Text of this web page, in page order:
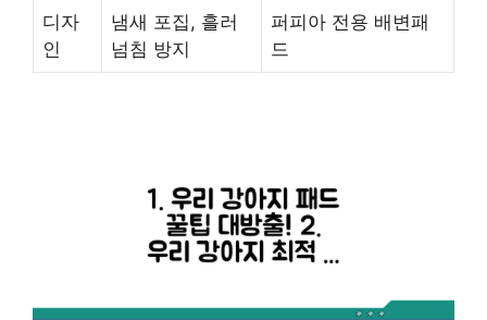
디자
인
냄새 포집, 흘러
넘침 방지
퍼피아 전용 배변패
드